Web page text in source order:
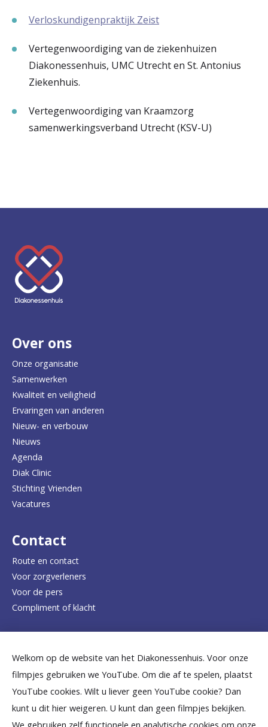
Verloskundigenpraktijk Zeist
Vertegenwoordiging van de ziekenhuizen
Diakonessenhuis, UMC Utrecht en St. Antonius
Ziekenhuis.
Vertegenwoordiging van Kraamzorg
samenwerkingsverband Utrecht (KSV-U)
Welkom op de website van het Diakonessenhuis. Voor onze
filmpjes gebruiken we YouTube. Om die af te spelen, plaatst
YouTube cookies. Wilt u liever geen YouTube cookie? Dan
kunt u dit hier weigeren. U kunt dan geen filmpjes bekijken.
K
e
e
t
e
r
u
g
n
a
a
d
e
h
o
p
a
g
Over ons
Onze organisatie
Samenwerken
Kwaliteit en veiligheid
Ervaringen van anderen
Nieuw- en verbouw
Nieuws
Agenda
Diak Clinic
Stichting Vrienden
Vacatures
Contact
Route en contact
Voor zorgverleners
Voor de pers
Compliment of klacht
Dicht bij jou
B
e
B
e
B
e
B
e
B
e